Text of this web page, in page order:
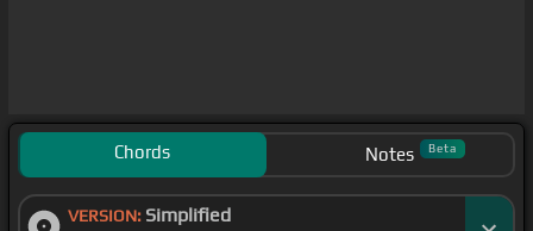
Chords Notes Beta
VERSION: Simplified